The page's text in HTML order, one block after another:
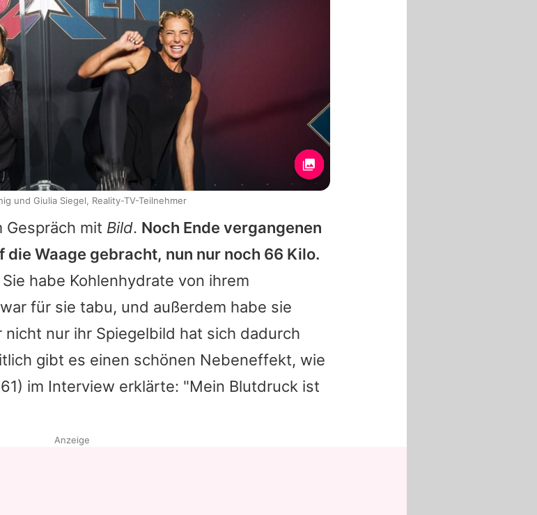
Gespräch mit Bild. Noch Ende vergangenen
die Waage gebracht, nun nur noch 66 Kilo.
habe Kohlenhydrate von ihrem
für sie tabu, und außerdem habe sie
nur ihr Spiegelbild hat sich dadurch
gibt es einen schönen Nebeneffekt, wie
im Interview erklärte: "Mein Blutdruck ist
und Giulia Siegel, Reality-TV-Teilnehmer
Anzeige